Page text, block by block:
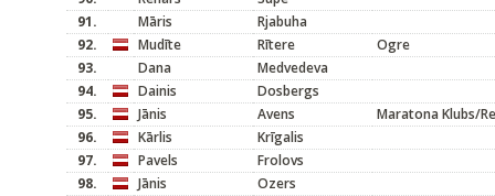
91.
Māris
Rjabuha
92.
Mudīte Rītere
Ogre
93.
Dana
Medvedeva
94.
Dainis
Dosbergs
95.
Jānis Avens
Maratona Klubs/
96.
Kārlis
Krīgalis
97.
Pavels
Frolovs
98.
Jānis
Ozers